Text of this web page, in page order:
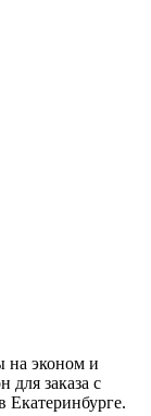
на эконом и
для заказа с
Екатеринбурге.